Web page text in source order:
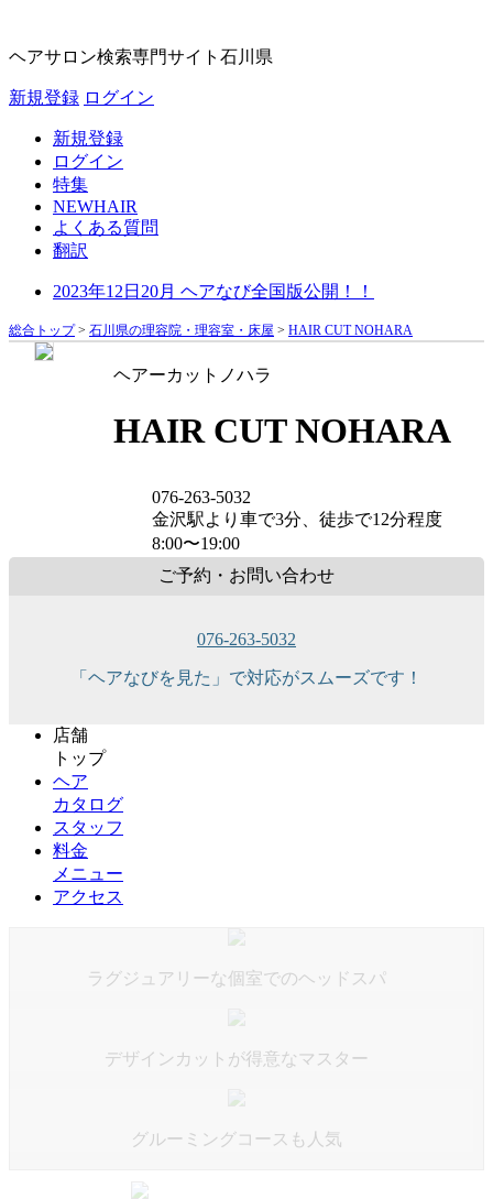
ヘアサロン検索専門サイト 石川県
新規登録 ログイン
新規登録
ログイン
特集
NEWHAIR
よくある質問
翻訳
2023年12日20月 ヘアなび全国版公開！！
総合トップ> 石川県の理容院・理容室・床屋 > HAIR CUT NOHARA
ヘアーカットノハラ
HAIR CUT NOHARA
076-263-5032
金沢駅より車で3分、徒歩で12分程度
8:00〜19:00
ご予約・お問い合わせ
076-263-5032
「ヘアなびを見た」で対応がスムーズです！
店舗
トップ
ヘア
カタログ
スタッフ
料金
メニュー
アクセス
ラグジュアリーな個室でのヘッドスパ
デザインカットが得意なマスター
グルーミングコースも人気